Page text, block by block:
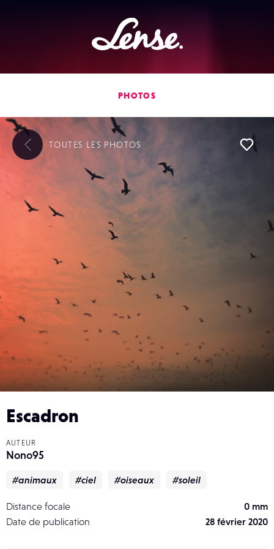
Lense
PHOTOS
Escadron
AUTEUR
Nono95
#animaux #ciel #oiseaux #soleil
Distance focale
0 mm
Date de publication
28 février 2020
TOUTES LES PHOTOS